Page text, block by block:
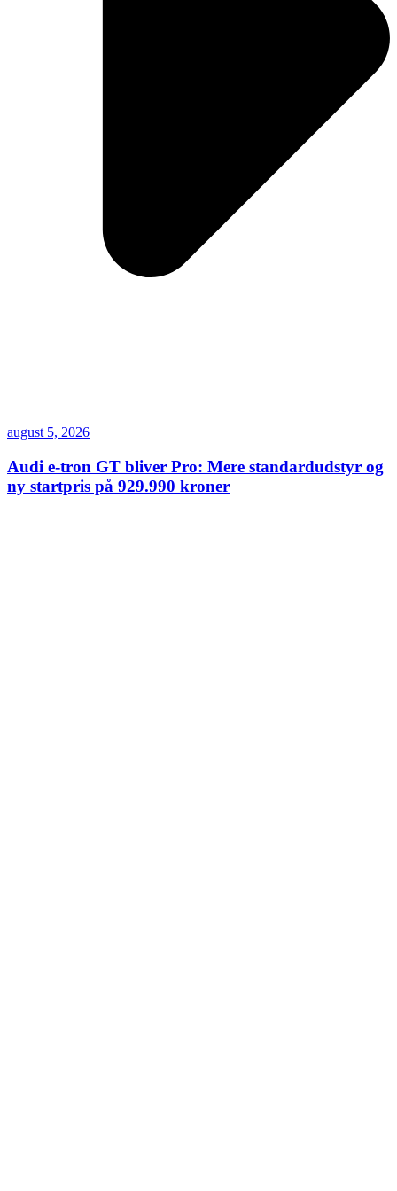
august 5, 2026
Audi e-tron GT bliver Pro: Mere standardudstyr og
ny startpris på 929.990 kroner